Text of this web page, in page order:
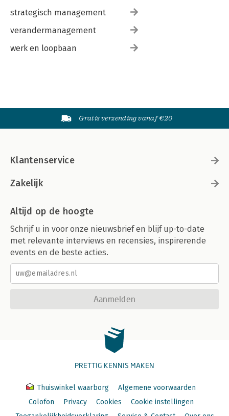
strategisch management
verandermanagement
werk en loopbaan
Gratis verzending vanaf €20
Klantenservice
Zakelijk
Altijd op de hoogte
Schrijf u in voor onze nieuwsbrief en blijf up-to-date
met relevante interviews en recensies, inspirerende
events en de beste acties.
Aanmelden
PRETTIG KENNIS MAKEN
Thuiswinkel waarborg
Algemene voorwaarden
Colofon
Privacy Cookies
Cookie instellingen